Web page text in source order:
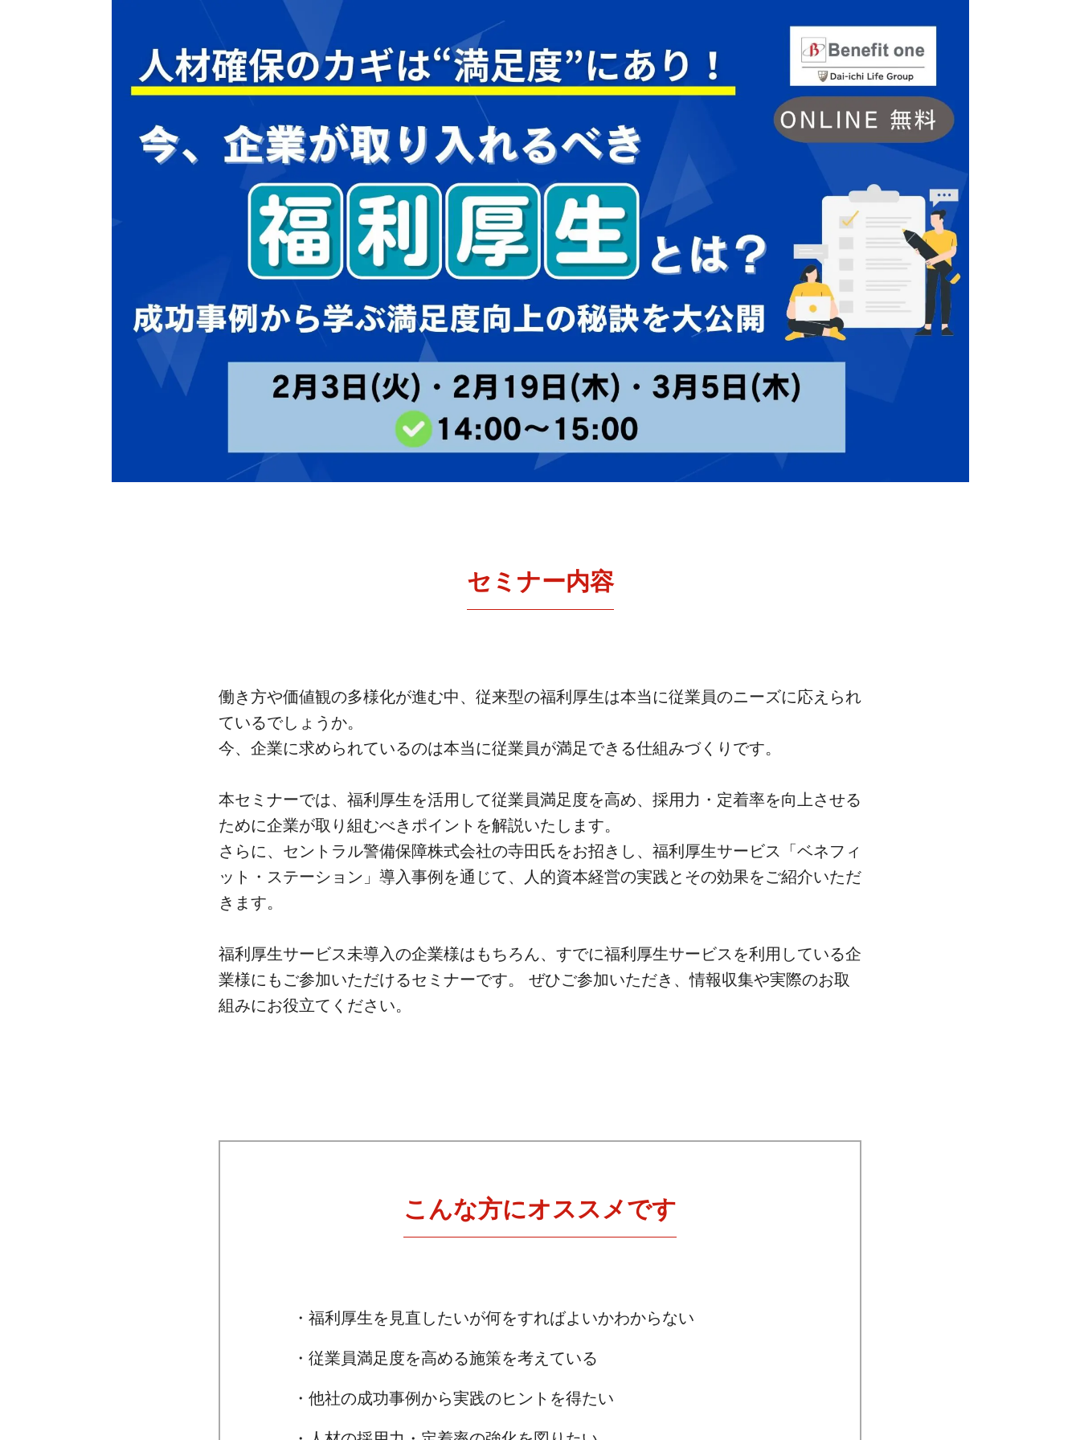
セミナー内容
働き方や価値観の多様化が進む中、従来型の福利厚生は本当に従業員のニーズに応えられ
ているでしょうか。
今、企業に求められているのは本当に従業員が満足できる仕組みづくりです。
本セミナーでは、福利厚生を活用して従業員満足度を高め、採用力・定着率を向上させる
ために企業が取り組むべきポイントを解説いたします。
さらに、セントラル警備保障株式会社の寺田氏をお招きし、福利厚生サービス「ベネフィ
ット・ステーション」導入事例を通じて、人的資本経営の実践とその効果をご紹介いただ
きます。
福利厚生サービス未導入の企業様はもちろん、すでに福利厚生サービスを利用している企
業様にもご参加いただけるセミナーです。 ぜひご参加いただき、情報収集や実際のお取
組みにお役立てください。
こんな方にオススメです
・福利厚生を見直したいが何をすればよいかわからない
・従業員満足度を高める施策を考えている
・他社の成功事例から実践のヒントを得たい